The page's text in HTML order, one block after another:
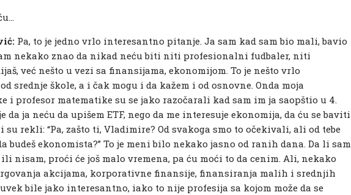
Pa, to je jedno vrlo interesantno pitanje. Ja sam kad sam bio mali, bavio
nekako znao da nikad neću biti niti profesionalni fudbaler, niti
već nešto u vezi sa finansijama, ekonomijom. To je nešto vrlo
srednje škole, a i čak mogu i da kažem i od osnovne. Onda moja
i profesor matematike su se jako razočarali kad sam im ja saopštio u 4.
da ja neću da upišem ETF, nego da me interesuje ekonomija, da ću se baviti
rekli: “Pa, zašto ti, Vladimire? Od svakoga smo to očekivali, ali od tebe
budeš ekonomista?” To je meni bilo nekako jasno od ranih dana. Da li sam
nisam, proći će još malo vremena, pa ću moći to da cenim. Ali, nekako
akcijama, korporativne finansije, finansiranja malih i srednjih
bile jako interesantno, iako to nije profesija sa kojom može da se